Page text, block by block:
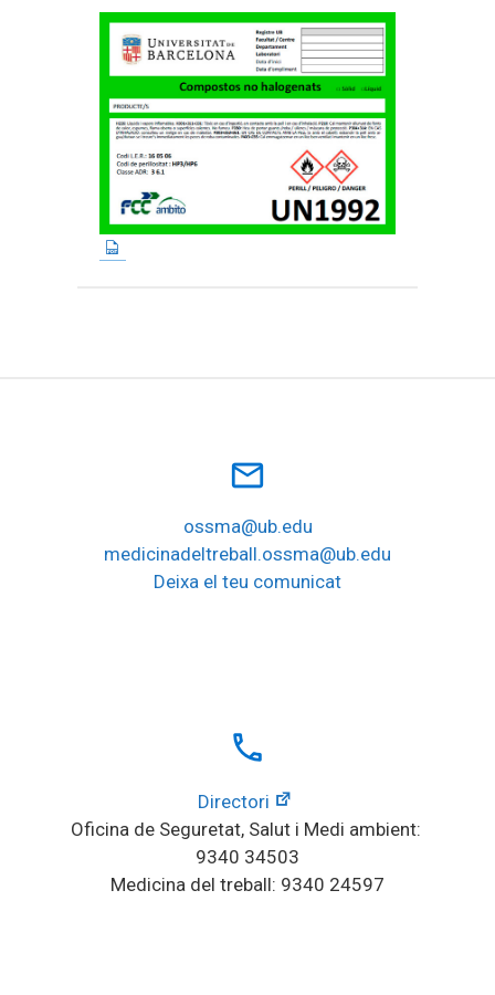
mail_outline
ossma@ub.edu
medicinadeltreball.ossma@ub.edu
Deixa el teu comunicat
local_phone
Directori
Oficina de Seguretat, Salut i Medi ambient:
9340 34503
Medicina del treball: 9340 24597